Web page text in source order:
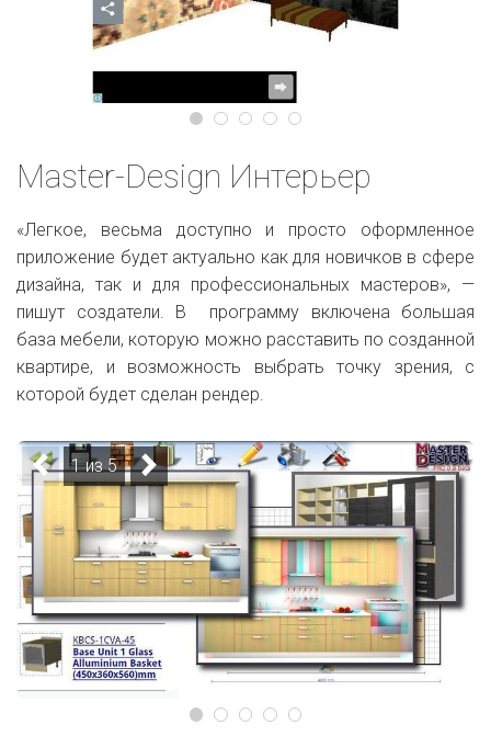
Master-Design Интерьер
«Легкое, весьма доступно и просто оформленное
приложение будет актуально как для новичков в сфере
дизайна, так и для профессиональных мастеров», —
пишут создатели. В программу включена большая
база мебели, которую можно расставить по созданной
квартире, и возможность выбрать точку зрения, с
которой будет сделан рендер.
1 из 5